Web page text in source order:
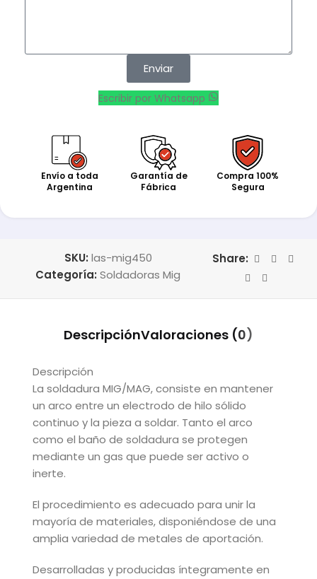
Enviar
Escribir por Whatsapp
Envío a toda
Argentina
Garantía de
Fábrica
Compra 100%
Segura
SKU: las-mig450
Categoría: Soldadoras Mig
Share:
DescripciónValoraciones (0)
Descripción
La soldadura MIG/MAG, consiste en mantener
un arco entre un electrodo de hilo sólido
continuo y la pieza a soldar. Tanto el arco
como el baño de soldadura se protegen
mediante un gas que puede ser activo o
inerte.
El procedimiento es adecuado para unir la
mayoría de materiales, disponiéndose de una
amplia variedad de metales de aportación.
Desarrolladas y producidas íntegramente en